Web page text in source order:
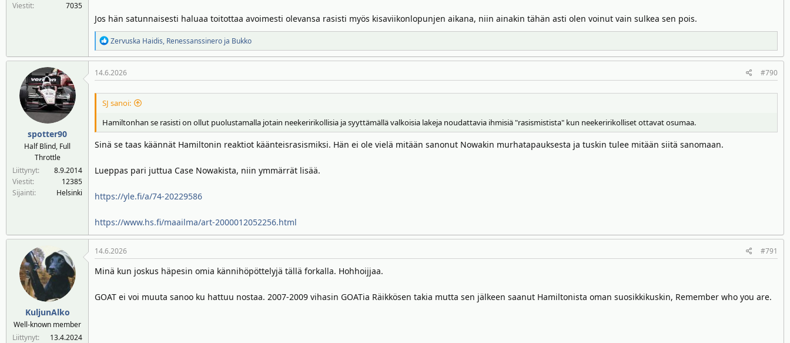
Viestit
7035
Jos hän satunnaisesti haluaa toitottaa avoimesti olevansa rasisti myös kisaviikonlopunjen aikana, niin ainakin tähän asti olen voinut vain sulkea sen pois.
R
e
a
k
i
o
:
Zervuska Haidis, Renessanssinero ja Bukko
spotter90
Half Blind, Full
Throttle
Liittynyt
8.9.2014
Viestit
12385
Sijainti
Helsinki
14.6.2026 #790
SJ sanoi:
Hamiltonhan se rasisti on ollut puolustamalla jotain neekeririkollisia ja syyttämällä valkoisia lakeja noudattavia ihmisiä "rasismistista" kun neekeririkolliset ottavat osumaa.
Sinä se taas käännät Hamiltonin reaktiot käänteisrasismiksi. Hän ei ole vielä mitään sanonut Nowakin murhatapauksesta ja tuskin tulee mitään siitä sanomaan.
Lueppas pari juttua Case Nowakista, niin ymmärrät lisää.
https://yle.fi/a/74-20229586
https://www.hs.fi/maailma/art-2000012052256.html
KuljunAlko
Well-known member
Liittynyt
13.4.2024
14.6.2026 #791
Minä kun joskus häpesin omia kännihöpöttelyjä tällä forkalla. Hohhoijjaa.
GOAT ei voi muuta sanoo ku hattuu nostaa. 2007-2009 vihasin GOATia Räikkösen takia mutta sen jälkeen saanut Hamiltonista oman suosikkikuskin, Remember who you are.